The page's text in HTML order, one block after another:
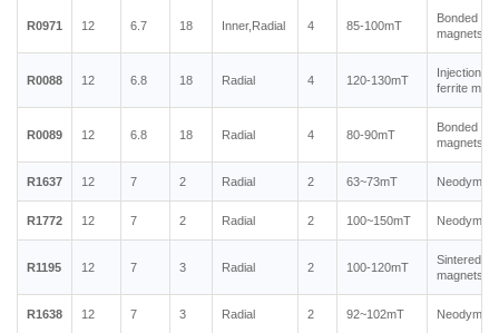
R0971 12 6.7 18 Inner,Radial 4 85-100mT
Bonded
magnets
R0088 12 6.8 18 Radial 4 120-130mT
Injection
ferrite
R0089 12 6.8 18 Radial 4 80-90mT
Bonded
magnets
R1637 12 7 2 Radial 2 63~73mT
R1772 12 7 2 Radial 2 100~150mT
R1195 12 7 3 Radial 2 100-120mT
Sintered
magnets
R1638 12 7 3 Radial 2 92~102mT